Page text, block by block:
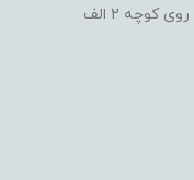
2 الف